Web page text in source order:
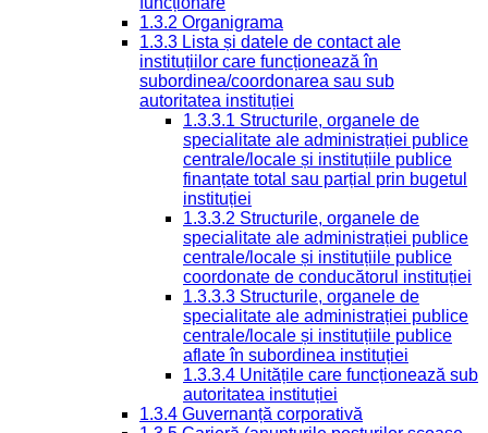
1.3.2 Organigrama
1.3.3 Lista și datele de contact ale
instituțiilor care funcționează în
subordinea/coordonarea sau sub
autoritatea instituției
1.3.3.1 Structurile, organele de
specialitate ale administrației publice
centrale/locale și instituțiile publice
finanțate total sau parțial prin bugetul
instituției
1.3.3.2 Structurile, organele de
specialitate ale administrației publice
centrale/locale și instituțiile publice
coordonate de conducătorul instituției
1.3.3.3 Structurile, organele de
specialitate ale administrației publice
centrale/locale și instituțiile publice
aflate în subordinea instituției
1.3.3.4 Unitățile care funcționează sub
autoritatea instituției
1.3.4 Guvernanță corporativă